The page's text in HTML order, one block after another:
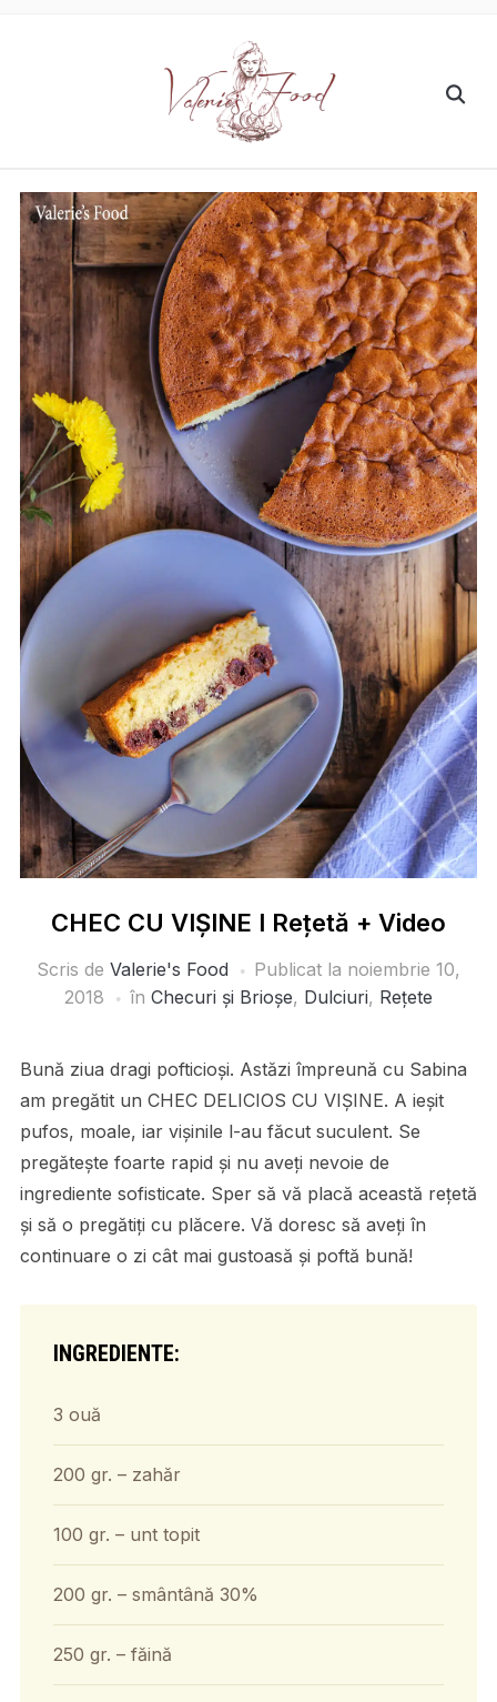
CHEC CU VIȘINE I Rețetă + Video
Scris de Valerie's Food Publicat la noiembrie 10,
2018
în Checuri și Brioșe, Dulciuri, Rețete
Bună ziua dragi pofticioși. Astăzi împreună cu Sabina
am pregătit un CHEC DELICIOS CU VIȘINE. A ieșit
pufos, moale, iar vișinile l-au făcut suculent. Se
pregătește foarte rapid și nu aveți nevoie de
ingrediente sofisticate. Sper să vă placă această rețetă
și să o pregătiți cu plăcere. Vă doresc să aveți în
continuare o zi cât mai gustoasă și poftă bună!
INGREDIENTE:
3 ouă
200 gr. – zahăr
100 gr. – unt topit
200 gr. – smântână 30%
250 gr. – făină